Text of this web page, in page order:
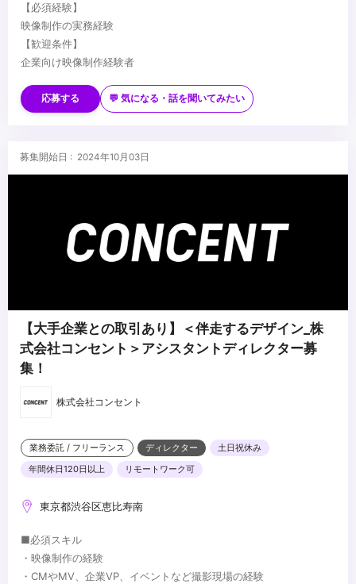
【必須経験】
映像制作の実務経験
【歓迎条件】
企業向け映像制作経験者
制作だけでなく、ディレクションにも関わりたい方
...
応募する 💬 気になる・話を聞いてみたい
募集開始日 : 2024年10月03日
【大手企業との取引あり】＜伴走するデザイン_株
式会社コンセント＞アシスタントディレクター募
集！
株式会社コンセント
業務委託 / フリーランス ディレクター
土日祝休み
年間休日120日以上
リモートワーク可
東京都渋谷区恵比寿南
■必須スキル
・映像制作の経験
・CMやMV、企業VP、イベントなど撮影現場の経験